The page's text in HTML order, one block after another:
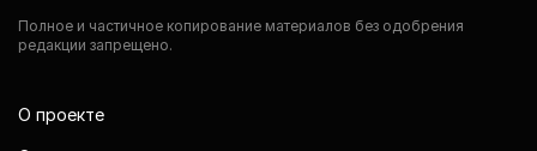
Полное и частичное копирование материалов без одобрения
редакции запрещено.
О проекте